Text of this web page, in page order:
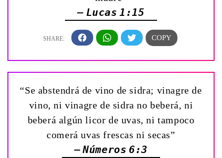
— Lucas 1:15
“Se abstendrá de vino de sidra; vinagre de
vino, ni vinagre de sidra no beberá, ni
beberá algún licor de uvas, ni tampoco
comerá uvas frescas ni secas”
— Números 6:3